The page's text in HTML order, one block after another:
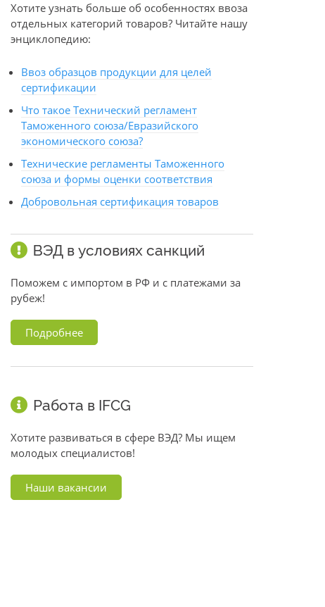
Хотите узнать больше об особенностях ввоза
отдельных категорий товаров? Читайте нашу
энциклопедию:
Ввоз образцов продукции для целей
сертификации
Что такое Технический регламент
Таможенного союза/Евразийского
экономического союза?
Технические регламенты Таможенного
союза и формы оценки соответствия
Добровольная сертификация товаров
ВЭД в условиях санкций
Поможем с импортом в РФ и с платежами за
рубеж!
Подробнее
Работа в IFCG
Хотите развиваться в сфере ВЭД? Мы ищем
молодых специалистов!
Наши вакансии